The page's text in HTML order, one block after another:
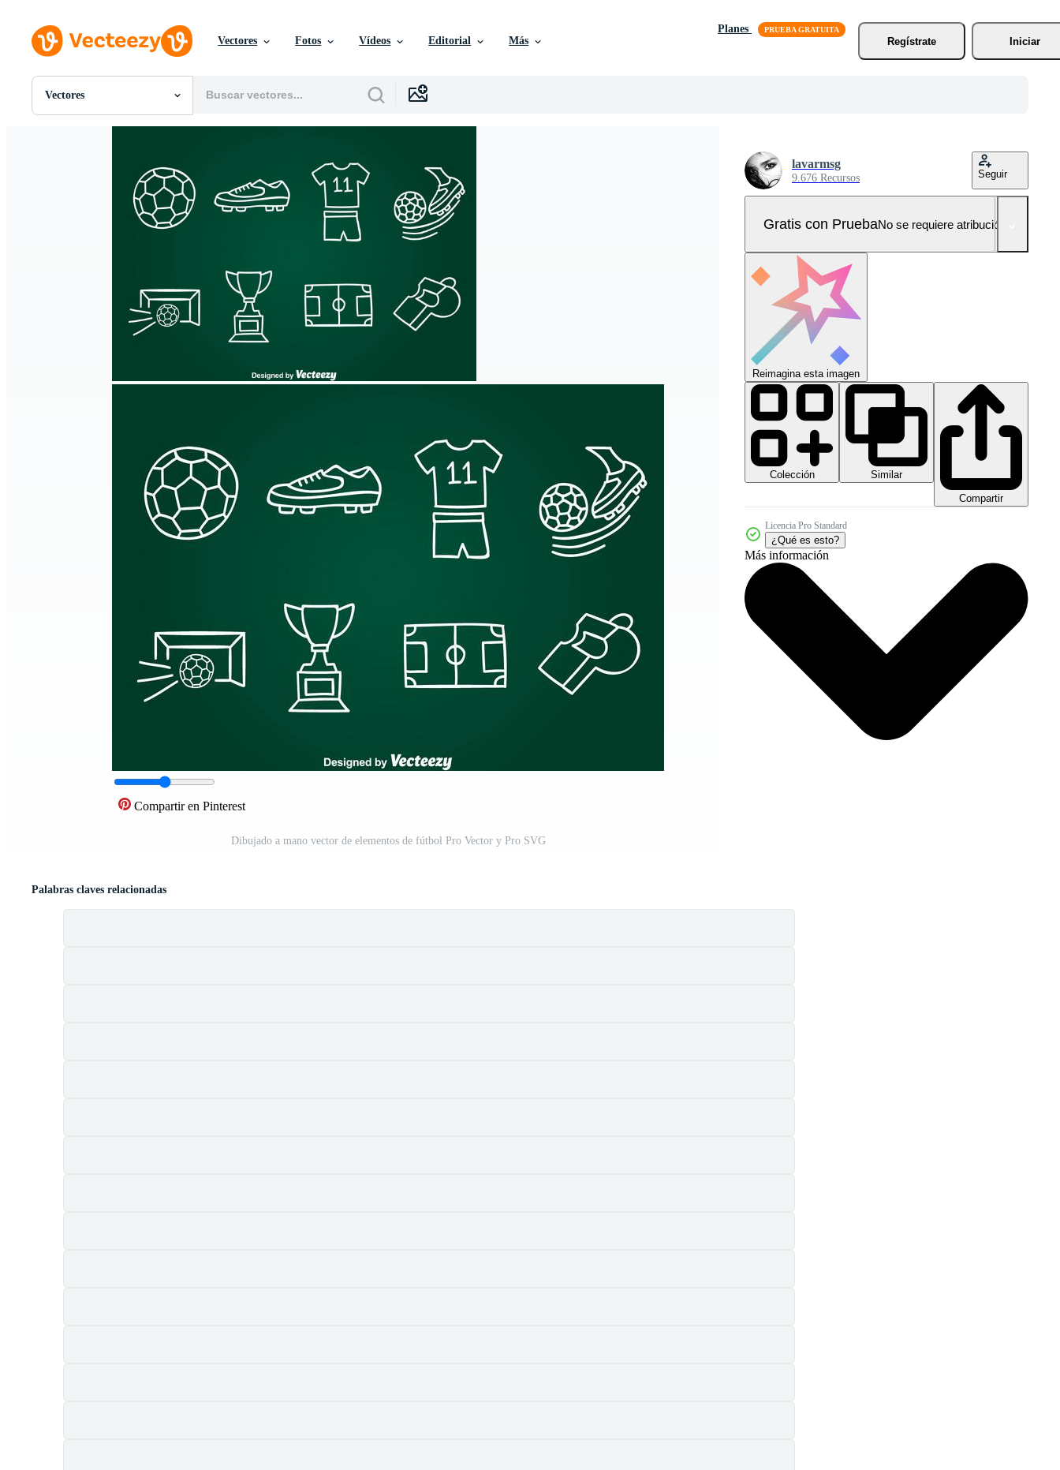
Vectores Fotos Vídeos Editorial Más
Planes
Regístrate
Iniciar
Vectores
Todas Imágenes
Compartir en Pinterest
Dibujado a mano vector de elementos de fútbol Pro Vector y Pro SVG
lavarmsg
9.676 Recursos Seguir
Gratis con PruebaNo se requiere atribución!
Reimagina esta imagen
Colección
Similar
Compartir
Licencia Pro Standard
¿Qué es esto?
Más información
Palabras claves relacionadas